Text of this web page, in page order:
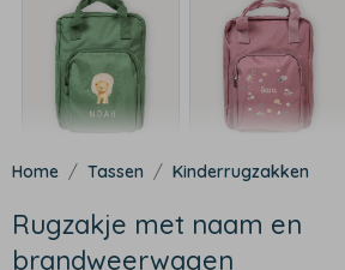
Tassen Kinderrugzakken
Rugzakje met naam en
brandweerwagen